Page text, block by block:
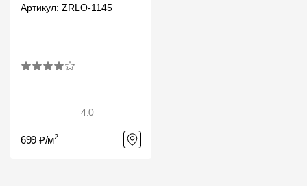
Артикул: ZRLO-1145
4.0
699 ₽/м2